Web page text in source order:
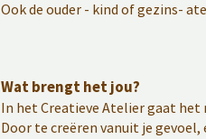
Ook de ouder - kind of gezins-
Wat brengt het jou?
In het Creatieve Atelier gaat
Door te creëren vanuit je